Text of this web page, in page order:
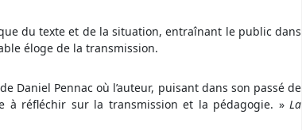
du texte et de la situation, entraînant le public dans
éloge de la transmission.
Daniel Pennac où l’auteur, puisant dans son passé de
à réfléchir sur la transmission et la pédagogie. » La